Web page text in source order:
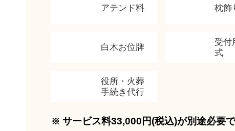
アテンド料 枕飾
白木お位牌
受付
式
役所・火葬
手続き代行
サービス料33,000円(税込)が別途必要で